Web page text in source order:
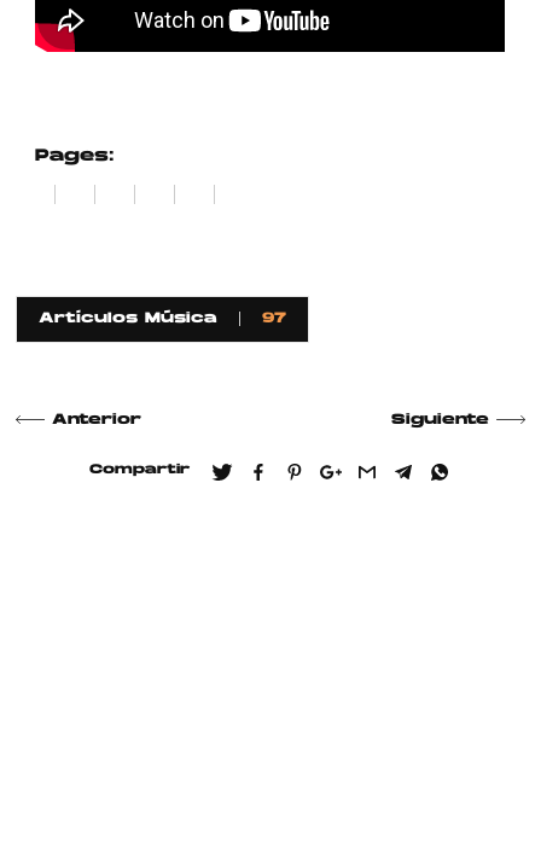
Pages:
2 3 4 5
Artículos Música 97
Anterior Siguiente
Compartir